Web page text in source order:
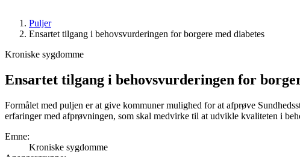
Puljer
Ensartet tilgang i behovs­­vurderingen for borgere med diabetes
Kroniske sygdomme
Ensartet tilgang i behovs­­vurderingen for
Formålet med puljen er at give kommuner mulighed for at afprøve
erfaringer med afprøvningen, som skal medvirke til at udvikle kvaliteten i
Emne:
Kroniske sygdomme